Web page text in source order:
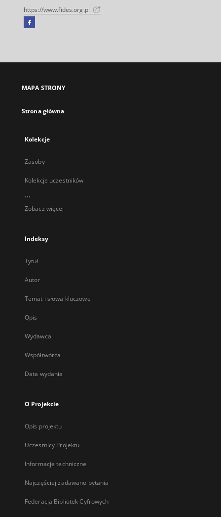
https://www.fides.org.pl
Facebook
się
karcie
MAPA STRONY
Strona główna
Kolekcje
Zasoby
Kolekcje uczestników
...
Zobacz więcej
Indeksy
Tytuł
Autor
Temat i słowa kluczowe
Opis
Wydawca
Współtwórca
Data wydania
O Projekcie
Opis projektu
Uczestnicy Projektu
Informacje techniczne
Najczęściej zadawane pytania
Federacja Bibliotek Cyfrowych